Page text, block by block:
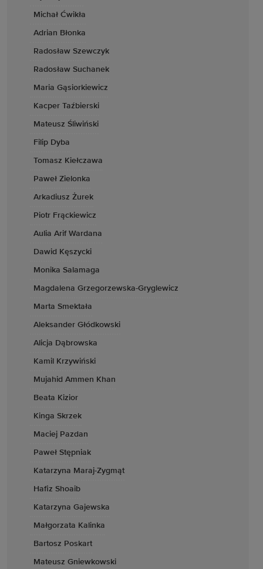
Michał Ćwikła
Adrian Błonka
Radosław Szewczyk
Radosław Suchanek
Maria Gąsiorkiewicz
Kacper Taźbierski
Mateusz Śliwiński
Filip Dyba
Tomasz Kiełczawa
Paweł Zielonka
Arkadiusz Żurek
Piotr Frąckiewicz
Aulia Arif Wardana
Dawid Kęszycki
Monika Salamaga
Magdalena Grzegorzewska-Gryglewicz
Marta Smektała
Aleksander Głódkowski
Alicja Dąbrowska
Kamil Krzywiński
Mujahid Ammen Khan
Beata Kizior
Kinga Skrzek
Maciej Pazdan
Paweł Stępniak
Katarzyna Maraj-Zygmąt
Hafiz Shoaib
Katarzyna Gajewska
Małgorzata Kalinka
Bartosz Poskart
Mateusz Gniewkowski